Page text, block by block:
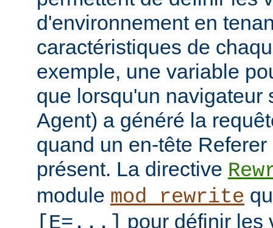
d'environnement en
caractéristiques de
exemple, une variable
que lorsqu'un navigateur
Agent) a généré la
quand un en-tête
présent. La directive
module mod_rewrite
[E=...] pour définir les